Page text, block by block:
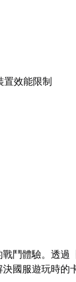
置效能限制
鬥體驗。透過
國服遊玩時的